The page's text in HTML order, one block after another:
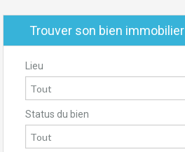
Trouver son bien immobilier
Lieu
Status du bien